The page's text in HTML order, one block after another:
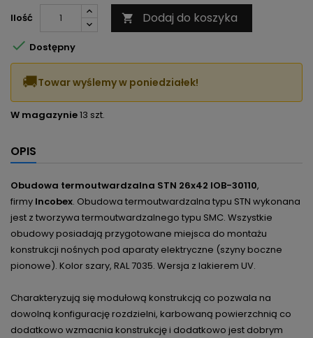
Ilość  Dodaj do koszyka
 Dostępny
🚚Towar wyślemy w poniedziałek!
W magazynie13 szt.
OPIS
Obudowa termoutwardzalna STN 26x42 IOB-30110,
firmy Incobex. Obudowa termoutwardzalna typu STN wykonana
jest z tworzywa termoutwardzalnego typu SMC. Wszystkie
obudowy posiadają przygotowane miejsca do montażu
konstrukcji nośnych pod aparaty elektryczne (szyny boczne
pionowe). Kolor szary, RAL 7035. Wersja z lakierem UV.
Charakteryzują się modułową konstrukcją co pozwala na
dowolną konfigurację rozdzielni, karbowaną powierzchnią co
dodatkowo wzmacnia konstrukcję i dodatkowo jest dobrym